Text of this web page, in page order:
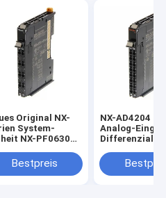
Original NX-
System-
NX-PF0630
Bestpreis
NX-AD4204 8
Analog-
Differenzial
Breite 12 mm